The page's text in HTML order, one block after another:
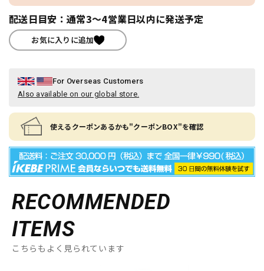
配送日目安：通常3～4営業日以内に発送予定
お気に入りに追加
For Overseas Customers
Also available on our global store.
使えるクーポンあるかも"クーポンBOX"を確認
RECOMMENDED
ITEMS
こちらもよく見られています